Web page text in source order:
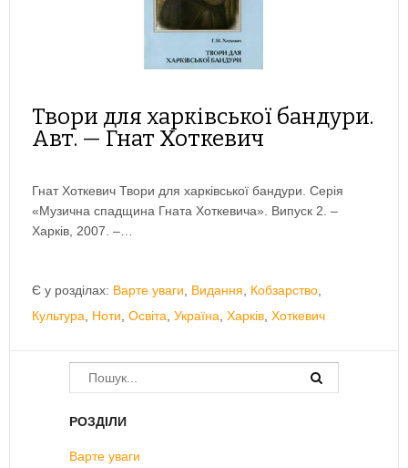
Твори для харківської бандури.
Авт. — Гнат Хоткевич
Гнат Хоткевич Твори для харківської бандури. Серія
«Музична спадщина Гната Хоткевича». Випуск 2. –
Харків, 2007. –…
Є у розділах: Варте уваги, Видання, Кобзарство,
Культура, Ноти, Освіта, Україна, Харків, Хоткевич
РОЗДІЛИ
Варте уваги